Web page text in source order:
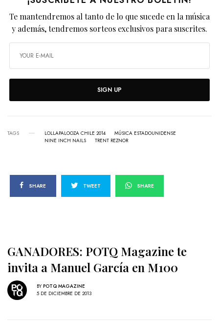
Te mantendremos al tanto de lo que sucede en la música
y además, tendremos sorteos exclusivos para suscrites.
SIGN UP
TAGS LOLLAPALOOZA CHILE 2014
MÚSICA ESTADOUNIDENSE
NINE INCH NAILS
TRENT REZNOR
SHARE TWEET SHARE
GANADORES: POTQ Magazine te
invita a Manuel García en M100
BY POTQ MAGAZINE
5 DE DICIEMBRE DE 2013